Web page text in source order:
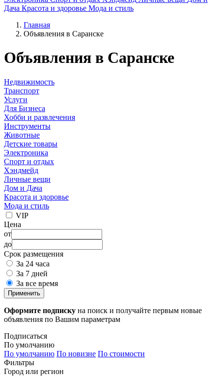
Дача Красота и здоровье Мода и стиль
Главная
Объявления в Саранске
Объявления в Саранске
Недвижимость
Транспорт
Услуги
Для Бизнеса
Хобби и развлечения
Инструменты
Животные
Детские товары
Электроника
Спорт и отдых
Хэндмейд
Личные вещи
Дом и Дача
Красота и здоровье
Мода и стиль
VIP
Цена
от
до
Срок размещения
За 24 часа
За 7 дней
За все время
Применить
Оформите подписку на поиск и получайте первым новые
объявления по Вашим параметрам
Подписаться
По умолчанию
По умолчанию По новизне По стоимости
Фильтры
Город или регион